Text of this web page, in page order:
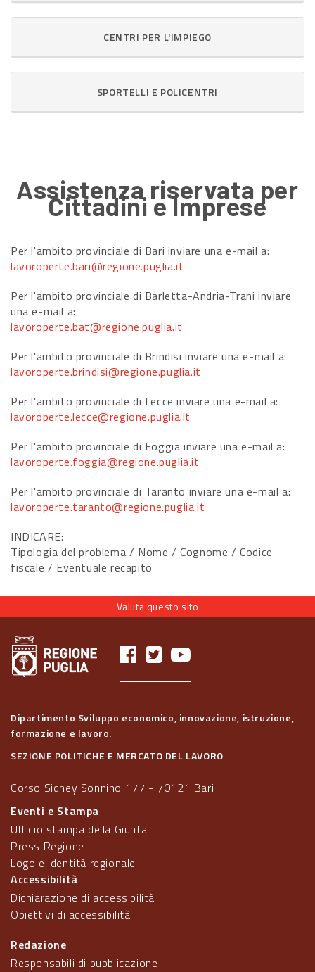
CENTRI PER L'IMPIEGO
SPORTELLI E POLICENTRI
Assistenza riservata per
Cittadini e Imprese
Per l'ambito provinciale di Bari inviare una e-mail a:
lavoroperte.bari@regione.puglia.it
Per l'ambito provinciale di Barletta-Andria-Trani inviare
una e-mail a:
lavoroperte.bat@regione.puglia.it
Per l'ambito provinciale di Brindisi inviare una e-mail a:
lavoroperte.brindisi@regione.puglia.it
Per l'ambito provinciale di Lecce inviare una e-mail a:
lavoroperte.lecce@regione.puglia.it
Per l'ambito provinciale di Foggia inviare una e-mail a:
lavoroperte.foggia@regione.puglia.it
Per l'ambito provinciale di Taranto inviare una e-mail a:
lavoroperte.taranto@regione.puglia.it
INDICARE:
Tipologia del problema / Nome / Cognome / Codice
fiscale / Eventuale recapito
Valuta questo sito
Dipartimento Sviluppo economico, innovazione, istruzione,
formazione e lavoro.
SEZIONE POLITICHE E MERCATO DEL LAVORO
Corso Sidney Sonnino 177 - 70121 Bari
Eventi e Stampa
Ufficio stampa della Giunta
Press Regione
Logo e identità regionale
Accessibilità
Dichiarazione di accessibilità
Obiettivi di accessibilità
Redazione
Responsabili di pubblicazione